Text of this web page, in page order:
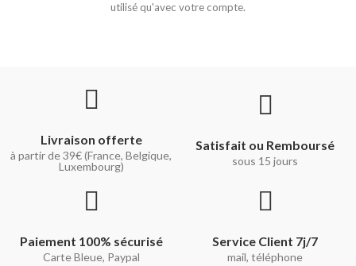
utilisé qu'avec votre compte.
Livraison offerte
à partir de 39€ (France, Belgique,
Luxembourg)
Satisfait ou Remboursé
sous 15 jours
Paiement 100% sécurisé
Carte Bleue, Paypal
Service Client 7j/7
mail, téléphone